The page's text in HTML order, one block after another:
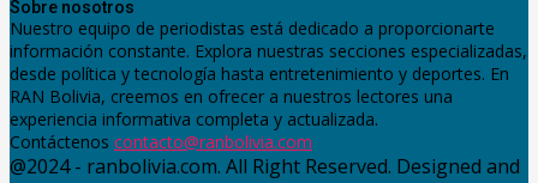
Sobre nosotros
Nuestro equipo de periodistas está dedicado a proporcionarte
información constante. Explora nuestras secciones especializadas,
desde política y tecnología hasta entretenimiento y deportes. En
RAN Bolivia, creemos en ofrecer a nuestros lectores una
experiencia informativa completa y actualizada.
Contáctenos contacto@ranbolivia.com
@2024 - ranbolivia.com. All Right Reserved. Designed and